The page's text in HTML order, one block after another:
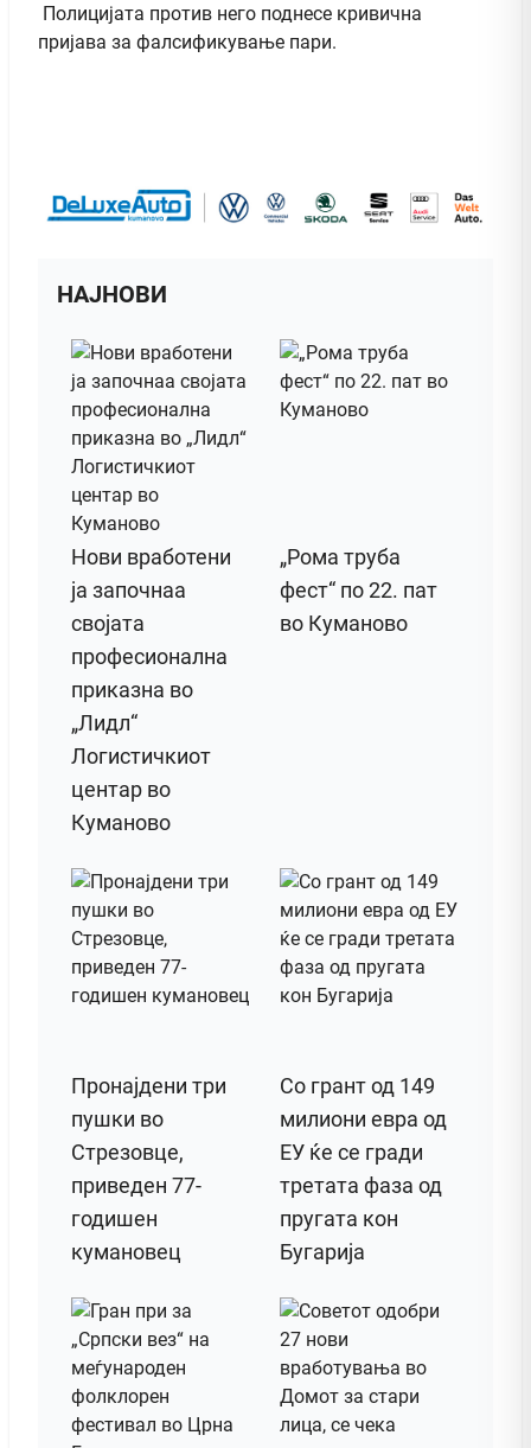
Полицијата против него поднесе кривична
пријава за фалсификување пари.
НАЈНОВИ
Нови вработени
ја започнаа
својата
професионална
приказна во
„Лидл“
Логистичкиот
центар во
Куманово
„Рома труба
фест“ по 22. пат
во Куманово
Пронајдени три
пушки во
Стрезовце,
приведен 77-
годишен
кумановец
Со грант од 149
милиони евра од
ЕУ ќе се гради
третата фаза од
пругата кон
Бугарија